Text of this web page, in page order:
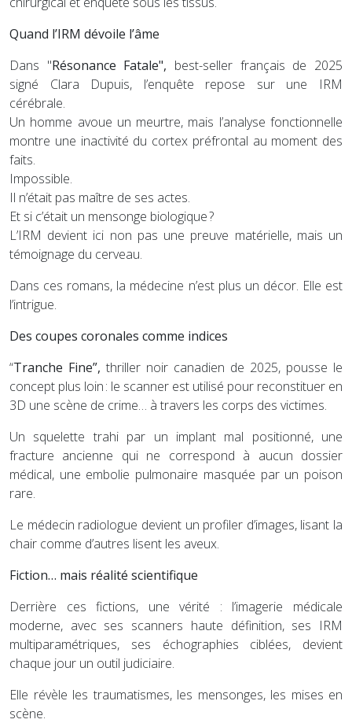
Quand l’IRM dévoile l’âme
Dans "Résonance Fatale", best-seller français de 2025
signé Clara Dupuis, l’enquête repose sur une IRM
cérébrale.
Un homme avoue un meurtre, mais l’analyse fonctionnelle
montre une inactivité du cortex préfrontal au moment des
faits.
Impossible.
Il n’était pas maître de ses actes.
Et si c’était un mensonge biologique ?
L’IRM devient ici non pas une preuve matérielle, mais un
témoignage du cerveau.
Dans ces romans, la médecine n’est plus un décor. Elle est
l’intrigue.
Des coupes coronales comme indices
“Tranche Fine”, thriller noir canadien de 2025, pousse le
concept plus loin : le scanner est utilisé pour reconstituer en
3D une scène de crime… à travers les corps des victimes.
Un squelette trahi par un implant mal positionné, une
fracture ancienne qui ne correspond à aucun dossier
médical, une embolie pulmonaire masquée par un poison
rare.
Le médecin radiologue devient un profiler d’images, lisant la
chair comme d’autres lisent les aveux.
Fiction… mais réalité scientifique
Derrière ces fictions, une vérité : l’imagerie médicale
moderne, avec ses scanners haute définition, ses IRM
multiparamétriques, ses échographies ciblées, devient
chaque jour un outil judiciaire.
Elle révèle les traumatismes, les mensonges, les mises en
scène.